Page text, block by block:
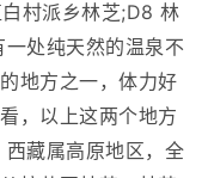
村派乡林芝;D8 林
处纯天然的温泉不
地方之一，体力好
，以上这两个地方
藏属高原地区，全